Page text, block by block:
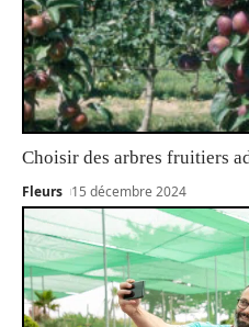
Choisir des arbres fruitiers
Fleurs 15 décembre 2024